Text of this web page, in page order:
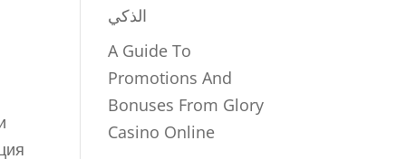
الذكي
A Guide To
Promotions And
Bonuses From Glory
Casino Online